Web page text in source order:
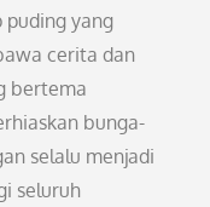
puding yang
cerita dan
bertema
bunga-
selalu menjadi
seluruh